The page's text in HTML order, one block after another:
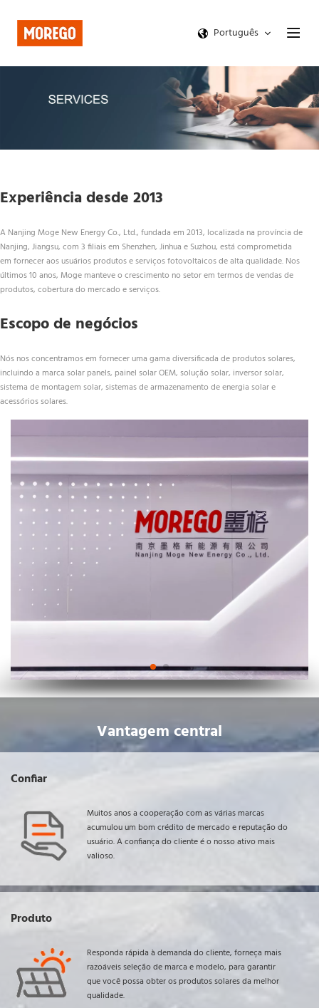
Português
Experiência desde 2013
A Nanjing Moge New Energy Co., Ltd., fundada em 2013, localizada na província de
Nanjing, Jiangsu, com 3 filiais em Shenzhen, Jinhua e Suzhou, está comprometida
em fornecer aos usuários produtos e serviços fotovoltaicos de alta qualidade. Nos
últimos 10 anos, Moge manteve o crescimento no setor em termos de vendas de
produtos, cobertura do mercado e serviços.
Escopo de negócios
Nós nos concentramos em fornecer uma gama diversificada de produtos solares,
incluindo a marca solar panels, painel solar OEM, solução solar, inversor solar,
sistema de montagem solar, sistemas de armazenamento de energia solar e
acessórios solares.
Vantagem central
Confiar
Muitos anos a cooperação com as várias marcas
acumulou um bom crédito de mercado e reputação do
usuário. A confiança do cliente é o nosso ativo mais
valioso.
Produto
Responda rápida à demanda do cliente, forneça mais
razoáveis ​​seleção de marca e modelo, para garantir
que você possa obter os produtos solares da melhor
qualidade.